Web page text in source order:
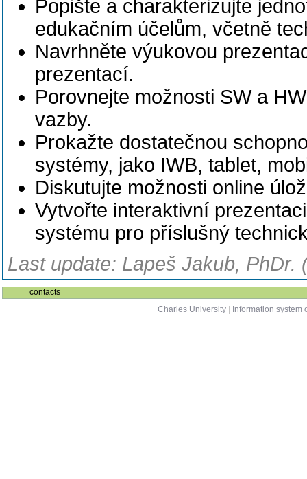
Popište a charakterizujte
edukačním účelům, včetně
Navrhněte výukovou
prezentací.
Porovnejte možnosti SW a
vazby.
Prokažte dostatečnou
systémy, jako IWB, tablet,
Diskutujte možnosti online
Vytvořte interaktivní
systému pro příslušný
Last update: Lapeš Jakub, PhDr.
contacts
Charles University
Information